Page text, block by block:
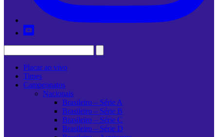
Placar ao vivo
Times
Campeonatos
Nacionais
Brasileiro – Série A
Brasileiro – Série B
Brasileiro – Série C
Brasileiro – Série D